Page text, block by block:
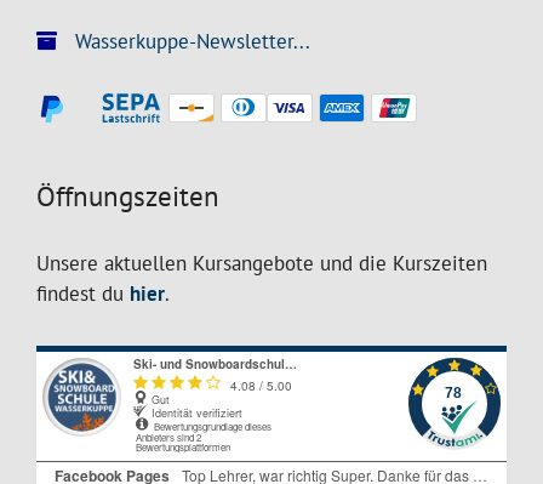
Wasserkuppe-Newsletter...
Öffnungszeiten
Unsere aktuellen Kursangebote und die Kurszeiten
findest du hier.